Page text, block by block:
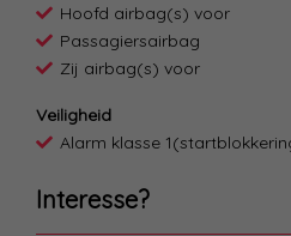
Hoofd airbag(s) voor
Passagiersairbag
Zij airbag(s) voor
Veiligheid
Alarm klasse
Interesse?